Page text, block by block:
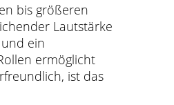
bis größeren
Lautstärke
ein
ermöglicht
ist das